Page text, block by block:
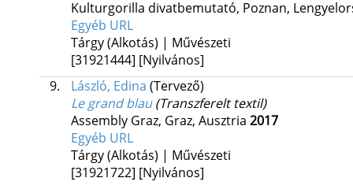
Kulturgorilla divatbemutató, Poznan,
Egyéb URL
Tárgy (Alkotás) | Művészeti
[31921444] [Nyilvános]
9.
László, Edina (Tervező)
Le grand blau(Transzferelt textil)
Assembly Graz, Graz, Ausztria 2017
Egyéb URL
Tárgy (Alkotás) | Művészeti
[31921722] [Nyilvános]